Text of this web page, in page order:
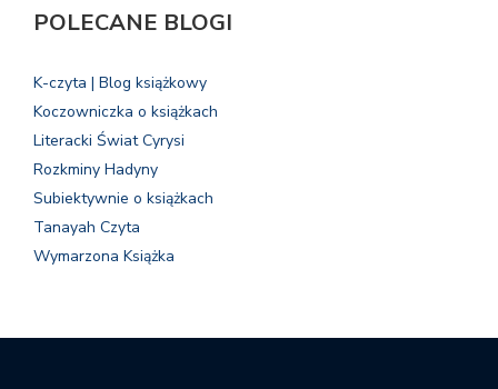
POLECANE BLOGI
K-czyta | Blog książkowy
Koczowniczka o książkach
Literacki Świat Cyrysi
Rozkminy Hadyny
Subiektywnie o książkach
Tanayah Czyta
Wymarzona Książka